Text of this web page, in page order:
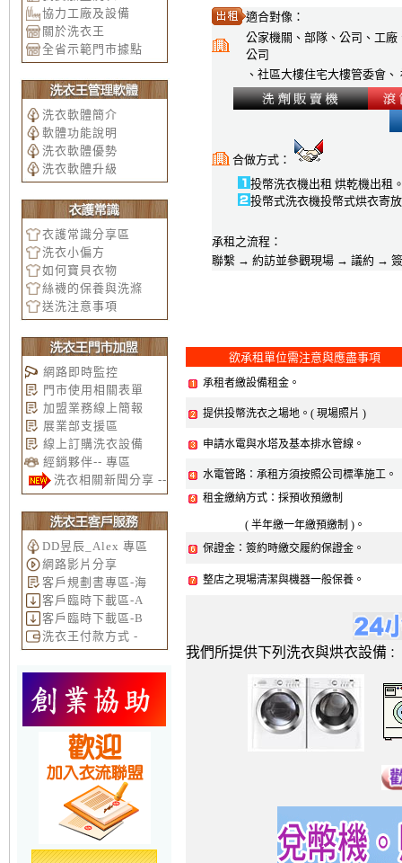
協力工廠及設備
關於洗衣王
全省示範門市據點
洗衣軟體簡介
軟體功能說明
洗衣軟體優勢
洗衣軟體升級
衣護常識分享區
洗衣小偏方
如何寶貝衣物
絲襪的保養與洗滌
送洗注意事項
網路即時監控
門市使用相關表單
加盟業務線上簡報
展業部支援區
線上訂購洗衣設備
經銷夥伴-- 專區
洗衣相關新聞分享 --
DD昱辰_Alex 專區
網路影片分享
客戶規劃書專區-海
客戶臨時下載區-A
客戶臨時下載區-B
洗衣王付款方式 -
適合對像 ：
公家機關 、部隊、 公司 、 工廠
公司
、 社區大樓住宅大樓管委會 、
合做方式 ：
投幣洗衣機出租 烘乾機出租
投幣式洗衣機投幣式烘衣寄
承租之流程 ：
聯繫 → 約訪並參觀現場 → 議約 →
欲承租單位需注意與應盡事項
承租者繳設備租金。
提供投幣洗衣之場地。( 現場照片 )
申請水電與水塔及基本排水管線。
水電管路：承租方須按照公司標準施工。
租金繳納方式：採預收預繳制
( 半年繳一年繳預繳制 )。
保證金：簽約時繳交履約保證金。
整店之現場清潔與機器一般保養。
我們所提供下列洗衣與烘衣設備 ：